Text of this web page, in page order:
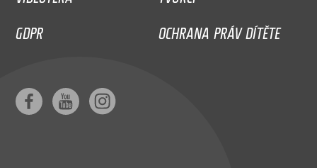
GDPR
OCHRANA PRÁV DÍTĚTE